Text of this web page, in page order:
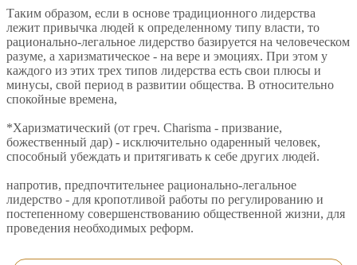
Таким образом, если в основе традиционного лидерства
лежит привычка людей к определенному типу власти, то
рационально-легальное лидерство базируется на человеческом
разуме, а харизматическое - на вере и эмоциях. При этом у
каждого из этих трех типов лидерства есть свои плюсы и
минусы, свой период в развитии общества. В относительно
спокойные времена,
*Харизматический (от греч. Charisma - призвание,
божественный дар) - исключительно одаренный человек,
способный убеждать и притягивать к себе других людей.
напротив, предпочтительнее рационально-легальное
лидерство - для кропотливой работы по регулированию и
постепенному совершенствованию общественной жизни, для
проведения необходимых реформ.